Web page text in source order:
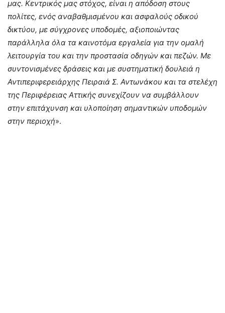
μας. Κεντρικός μας στόχος, είναι η απόδοση στους
πολίτες, ενός αναβαθμισμένου και ασφαλούς οδικού
δικτύου, με σύγχρονες υποδομές, αξιοποιώντας
παράλληλα όλα τα καινοτόμα εργαλεία για την ομαλή
λειτουργία του και την προστασία οδηγών και πεζών. Με
συντονισμένες δράσεις και με συστηματική δουλειά η
Αντιπεριφερειάρχης Πειραιά Σ. Αντωνάκου και τα στελέχη
της Περιφέρειας Αττικής συνεχίζουν να συμβάλλουν
στην επιτάχυνση και υλοποίηση σημαντικών υποδομών
στην περιοχή».